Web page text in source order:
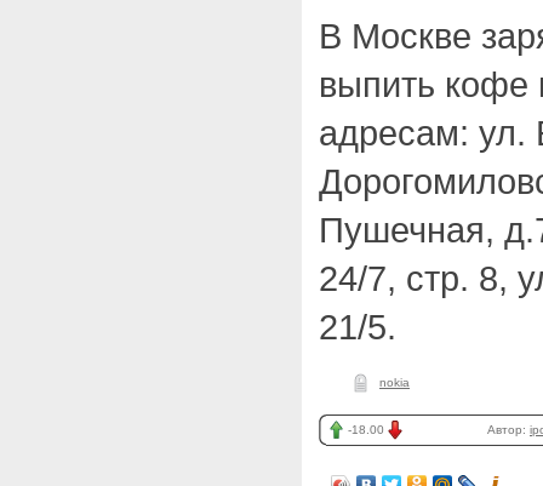
В Москве
выпить кофе
адресам: ул.
Пушечная,
24/7, стр. 8,
21/5.
nokia
-18.00 Автор: